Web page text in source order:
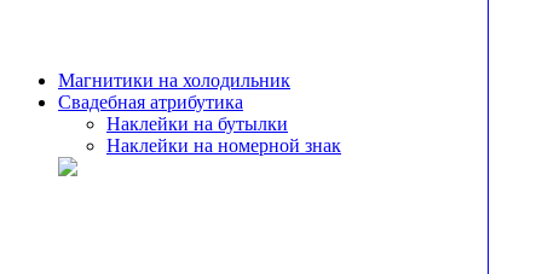
Магнитики на холодильник
Свадебная атрибутика
Наклейки на бутылки
Наклейки на номерной знак